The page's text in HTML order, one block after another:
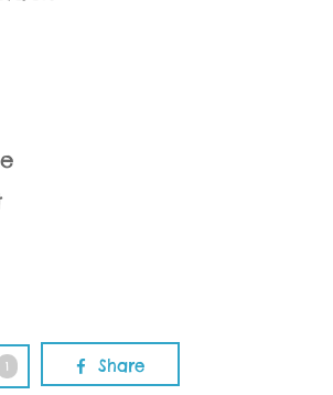
1 Share